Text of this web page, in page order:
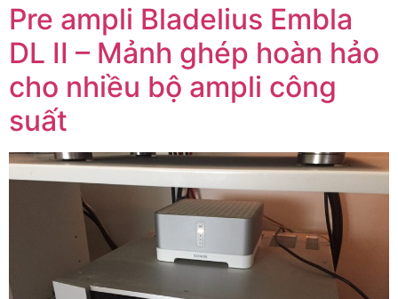
Pre ampli Bladelius Embla
DL II – Mảnh ghép hoàn hảo
cho nhiều bộ ampli công
suất